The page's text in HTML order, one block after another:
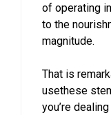
of operating
to the
magnitude.
That is
usethese
you’re